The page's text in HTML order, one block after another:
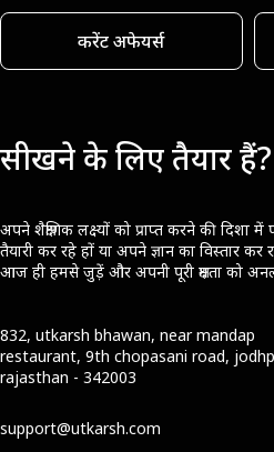
करेंट अफेयर्स
सीखने के लिए तैयार हैं?
अपने शैक्षणिक लक्ष्यों को प्राप्त करने की दिशा
तैयारी कर रहे हों या अपने ज्ञान का विस्तार
आज ही हमसे जुड़ें और अपनी पूरी क्षमता को
832, utkarsh bhawan, near mandap
restaurant, 9th chopasani road,
rajasthan - 342003
support@utkarsh.com